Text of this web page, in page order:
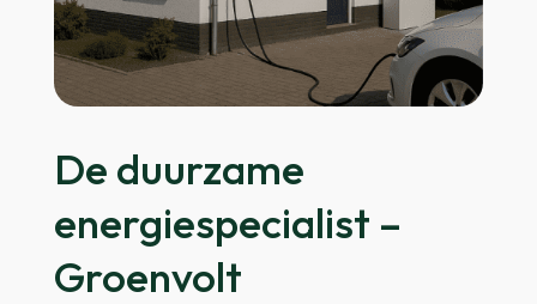
De duurzame
energiespecialist –
Groenvolt